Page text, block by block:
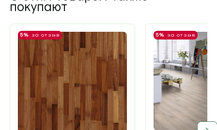
покупают
5% за отзыв 5% за отзыв